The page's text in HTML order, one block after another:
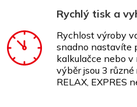
Rychlý tisk a
Rychlost výroby
snadno nastavíte
kalkulačce nebo
výběr jsou 3
RELAX, EXPRES